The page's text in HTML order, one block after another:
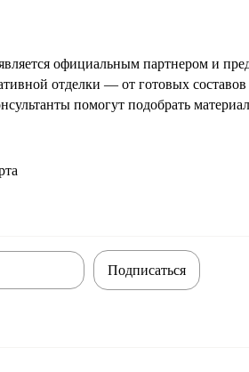
официальным партнером и
отделки — от готовых
помогут подобрать
Подписаться